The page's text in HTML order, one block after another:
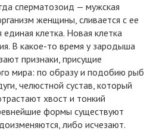
сперматозоид — мужская
женщины, сливается с ее
единая клетка. Новая клетка
В какое-то время у зародыша
признаки, присущие
мира: по образу и подобию рыб
челюстной сустав, который
хвост и тонкий
формы существуют
либо исчезают.